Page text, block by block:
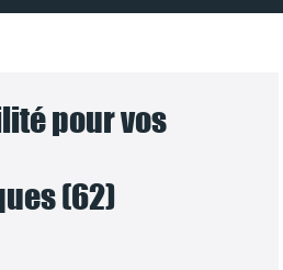
pour vos
(62)